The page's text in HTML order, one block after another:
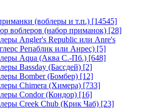
(воблеры и т.п.) [14545]
воблеров (набор приманок) [28]
Angler's Republic или Anre's
Репаблик или Анрес) [5]
Aqua (Аква С.-Пб.) [648]
Bassday (Бассдей) [2]
Bomber (Бомбер) [12]
Chimera (Химера) [733]
Condor (Кондор) [16]
Creek Chub (Крик Чаб) [23]